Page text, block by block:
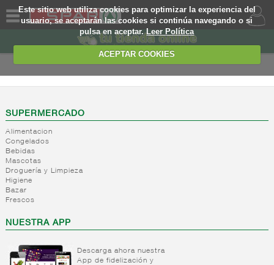
Este sitio web utiliza cookies para optimizar la experiencia del
usuario, se aceptarán las cookies si continúa navegando o si
pulsa en aceptar.Leer Política
ACEPTAR COOKIES
SOMOS
WEB
EJEMPLO
SUPERMERCADO
Alimentacion
Congelados
Bebidas
Mascotas
Droguería y Limpieza
Higiene
Bazar
Frescos
NUESTRA APP
Descarga ahora nuestra
App de fidelización y